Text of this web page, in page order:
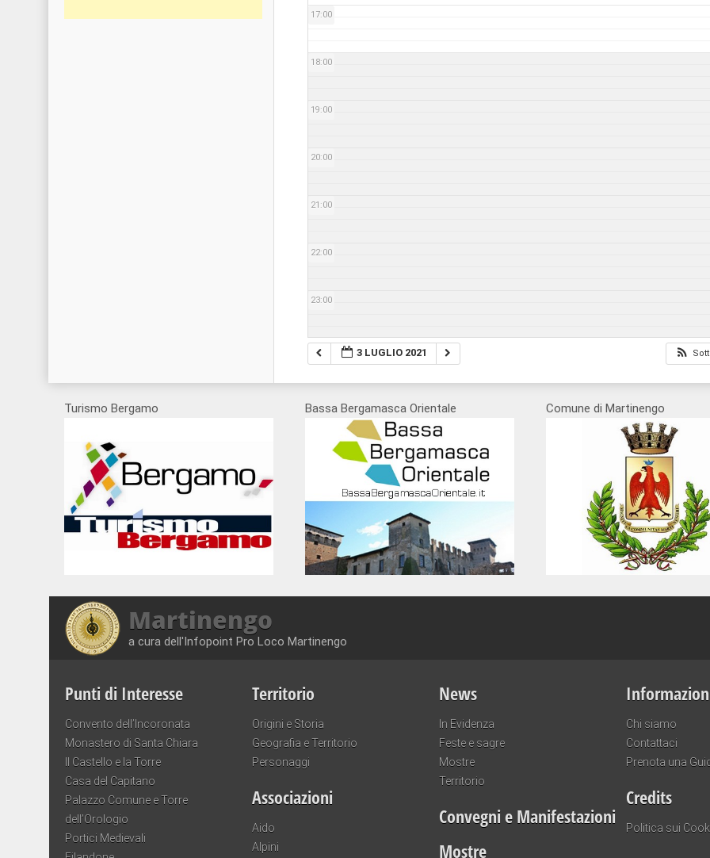
17:00
18:00
19:00
20:00
21:00
22:00
23:00
3 LUGLIO 2021
Turismo Bergamo Bassa Bergamasca Orientale Comune di Martinengo
Martinengo
a cura dell'Infopoint Pro Loco Martinengo
Punti di Interesse
Convento dell’Incoronata
Monastero di Santa Chiara
Il Castello e la Torre
Casa del Capitano
Palazzo Comune e Torre
dell’Orologio
Portici Medievali
Territorio
Origini e Storia
Geografia e Territorio
Personaggi
Associazioni
Aido
Alpini
News
In Evidenza
Feste e sagre
Mostre
Territorio
Convegni e Manifestazioni
Mostre
Chi siamo
Contattaci
Prenota una
Credits
Politica sui